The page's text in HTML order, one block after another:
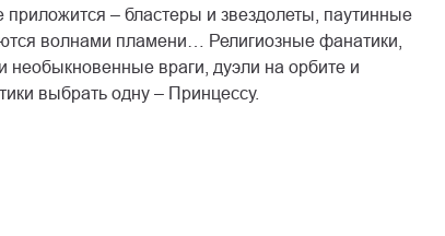
приложится – бластеры и звездолеты, паутинные
волнами пламени… Религиозные фанатики,
враги, дуэли на орбите и
выбрать одну – Принцессу.